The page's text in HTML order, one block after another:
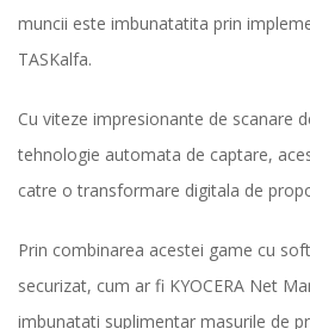
muncii este imbunatatita prin
TASKalfa.
Cu viteze impresionante de scanare
tehnologie automata de captare,
catre o transformare digitala de
Prin combinarea acestei game cu
securizat, cum ar fi KYOCERA Net
imbunatati suplimentar masurile de